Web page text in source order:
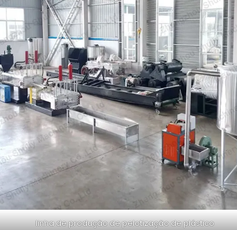
linha de produção de pelotização de plástico